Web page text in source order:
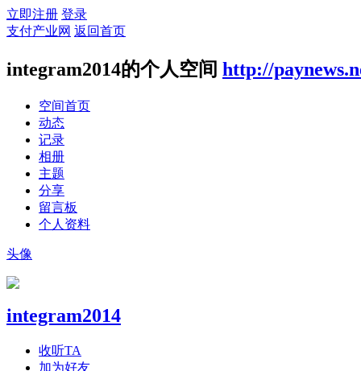
立即注册 登录
支付产业网 返回首页
integram2014的个人空间 http://
空间首页
动态
记录
相册
主题
分享
留言板
个人资料
头像
integram2014
收听TA
加为好友